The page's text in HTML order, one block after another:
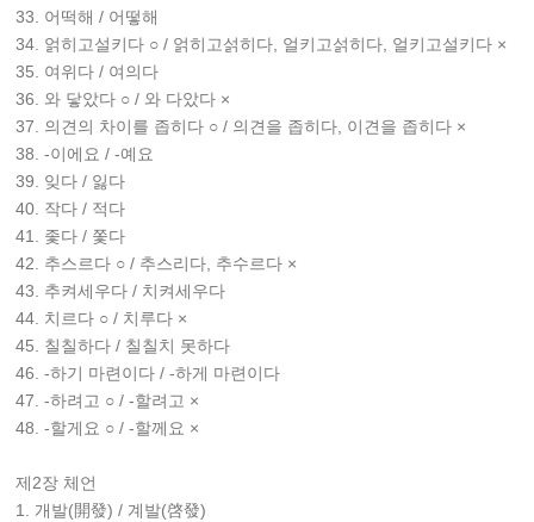
33. 어떡해 / 어떻해
34. 얽히고설키다 ○ / 얽히고섥히다, 얼키고섥히다, 얼키고설키다 ×
35. 여위다 / 여의다
36. 와 닿았다 ○ / 와 다았다 ×
37. 의견의 차이를 좁히다 ○ / 의견을 좁히다, 이견을 좁히다 ×
38. -이에요 / -예요
39. 잊다 / 잃다
40. 작다 / 적다
41. 좇다 / 쫓다
42. 추스르다 ○ / 추스리다, 추수르다 ×
43. 추켜세우다 / 치켜세우다
44. 치르다 ○ / 치루다 ×
45. 칠칠하다 / 칠칠치 못하다
46. -하기 마련이다 / -하게 마련이다
47. -하려고 ○ / -할려고 ×
48. -할게요 ○ / -할께요 ×
제2장 체언
1. 개발(開發) / 계발(啓發)